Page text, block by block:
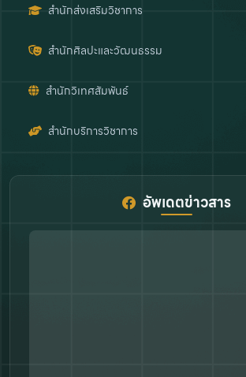
สำนักส่งเสริมวิชาการ
สำนักศิลปะและวัฒนธรรม
สำนักวิเทศสัมพันธ์
สำนักบริการวิชาการ
อัพเดตข่าวสาร